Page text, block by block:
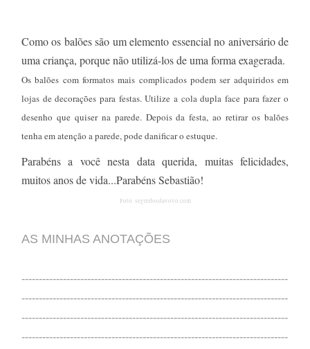
Como os balões são um elemento essencial no aniversário de
uma criança, porque não utilizá-los de uma forma exagerada.
Os balões com formatos mais complicados podem ser adquiridos em
lojas de decorações para festas. Utilize a cola dupla face para fazer o
desenho que quiser na parede. Depois da festa, ao retirar os balões
tenha em atenção a parede, pode danificar o estuque.
Parabéns a você nesta data querida, muitas felicidades,
muitos anos de vida...Parabéns Sebastião!
Foto. segredosdavovo.com
AS MINHAS ANOTAÇÕES
-----------------------------------------------------------------------------
-----------------------------------------------------------------------------
-----------------------------------------------------------------------------
-----------------------------------------------------------------------------